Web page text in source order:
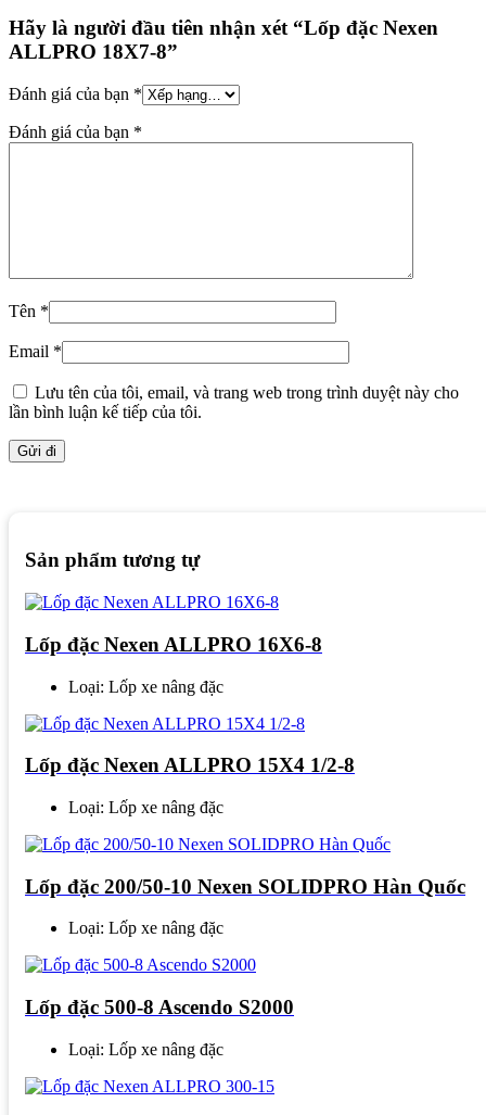
Hãy là người đầu tiên nhận xét “Lốp đặc Nexen
ALLPRO 18X7-8”
Đánh giá của bạn *
Đánh giá của bạn *
Tên *
Email *
Lưu tên của tôi, email, và trang web trong trình duyệt này cho
lần bình luận kế tiếp của tôi.
Sản phẩm tương tự
Lốp đặc Nexen ALLPRO 16X6-8
Loại: Lốp xe nâng đặc
Lốp đặc Nexen ALLPRO 15X4 1/2-8
Loại: Lốp xe nâng đặc
Lốp đặc 200/50-10 Nexen SOLIDPRO Hàn Quốc
Loại: Lốp xe nâng đặc
Lốp đặc 500-8 Ascendo S2000
Loại: Lốp xe nâng đặc